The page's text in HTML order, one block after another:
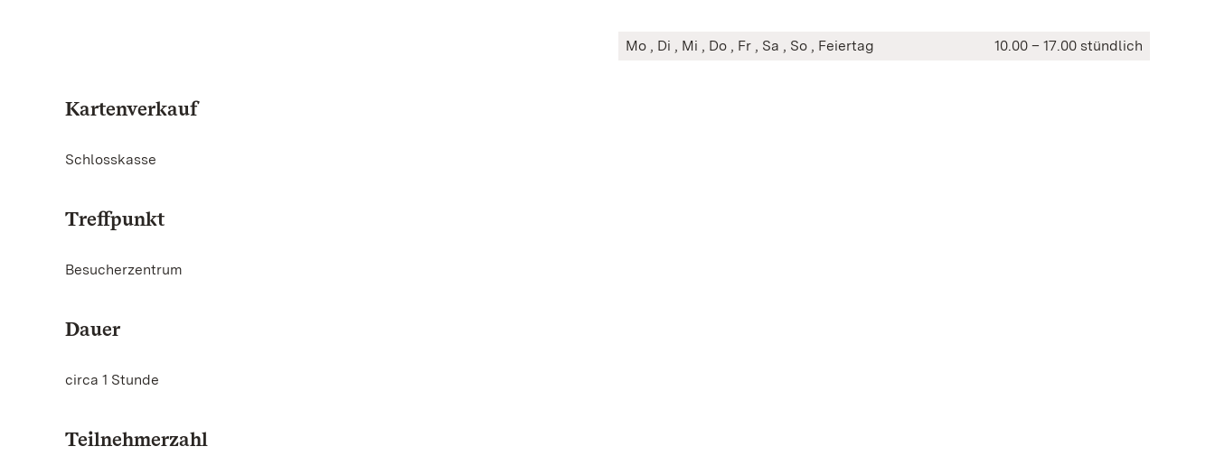
Mo , Di , Mi , Do , Fr , Sa , So , Feiertag 10.00 – 17.00 stündlich
Kartenverkauf
Schlosskasse
Treffpunkt
Besucherzentrum
Dauer
circa 1 Stunde
Teilnehmerzahl